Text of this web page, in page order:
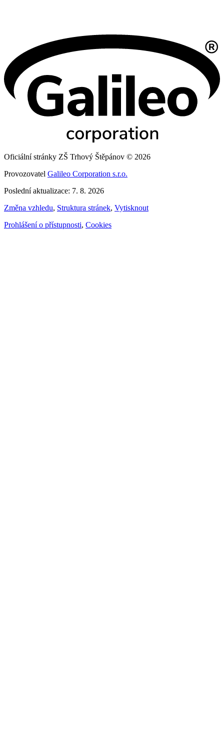
Oficiální stránky ZŠ Trhový Štěpánov © 2026
Provozovatel Galileo Corporation s.r.o.
Poslední aktualizace: 7. 8. 2026
Změna vzhledu, Struktura stránek, Vytisknout
Prohlášení o přístupnosti, Cookies